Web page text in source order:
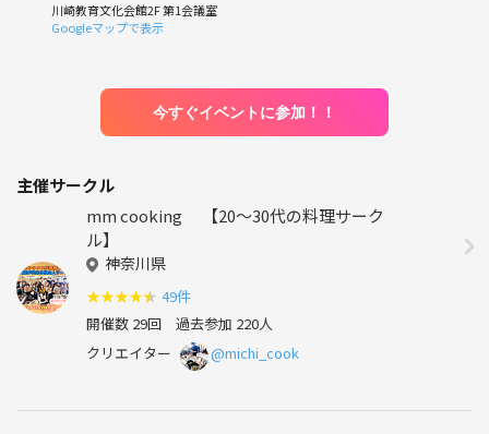
川崎教育文化会館2F 第1会議室
Googleマップで表示
今すぐイベントに参加！！
主催サークル
mm cooking 【20～30代の料理サーク
ル】
神奈川県
★★★★★ 49件
開催数 29回 過去参加 220人
クリエイター
@michi_cook